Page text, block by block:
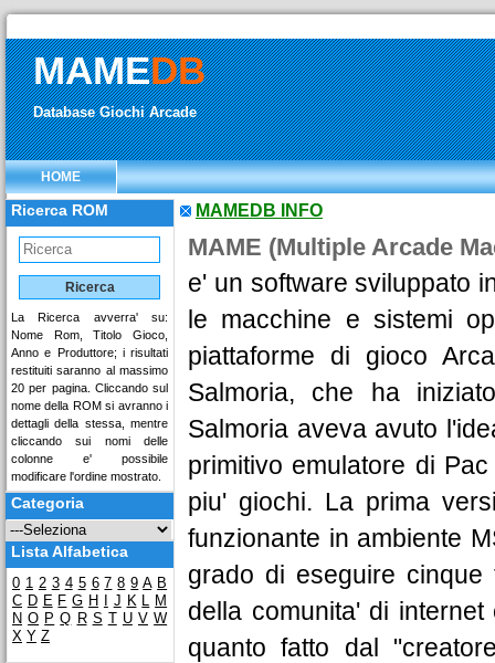
MAMEDB
Database Giochi Arcade
HOME
Ricerca ROM
La Ricerca avverra' su:
Nome Rom, Titolo Gioco,
Anno e Produttore; i risultati
restituiti saranno al massimo
20 per pagina. Cliccando sul
nome della ROM si avranno i
dettagli della stessa, mentre
cliccando sui nomi delle
colonne e' possibile
modificare l'ordine mostrato.
Categoria
Lista Alfabetica
0 1 2 3 4 5 6 7 8 9 A B
C D E F G H J K L M
N O P Q R S T U V W
X Y Z
MAMEDB INFO
MAME (Multiple Arcade
e' un software sviluppato
le macchine e sistemi
piattaforme di gioco
Salmoria, che ha
Salmoria aveva avuto
primitivo emulatore di
piu' giochi. La prima
funzionante in ambiente
grado di eseguire cinque
della comunita' di
quanto fatto dal